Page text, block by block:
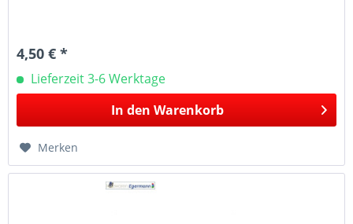
4,50 € *
Lieferzeit 3-6 Werktage
In den Warenkorb
Merken